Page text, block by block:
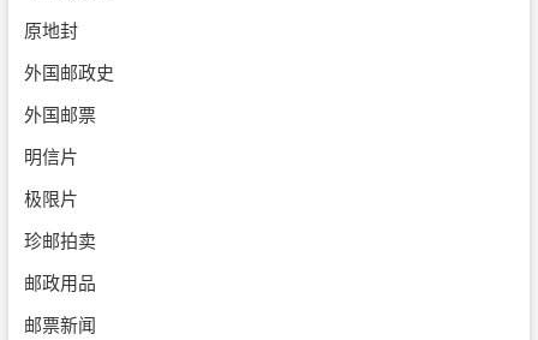
原地封
外国邮政史
外国邮票
明信片
极限片
珍邮拍卖
邮政用品
邮票新闻